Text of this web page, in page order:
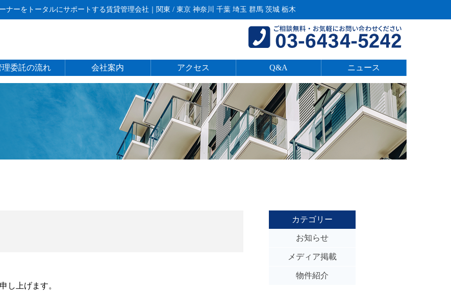
ナーをトータルにサポートする賃貸管理会社｜関東 / 東京 神奈川 千葉 埼玉 群馬 茨城 栃木
理委託の流れ 会社案内 アクセス Q&A ニュース
し上げます。
カテゴリー
お知らせ
メディア掲載
物件紹介